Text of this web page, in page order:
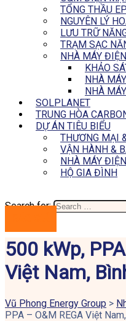
TỔNG THẦU
NGUYÊN LÝ
LƯU TRỮ
TRẠM SẠC
NHÀ MÁY ĐIỆN
KHẢO
NHÀ
NHÀ
SOLPLANET
TRUNG HÒA
DỰ ÁN TIÊU BIỂU
THƯƠNG MẠI
VẬN HÀNH &
NHÀ MÁY
HỘ GIA ĐÌNH
Search for:
500 kWp,
Việt Nam,
Vũ Phong Energy Group >
PPA – O&M REGA Việt